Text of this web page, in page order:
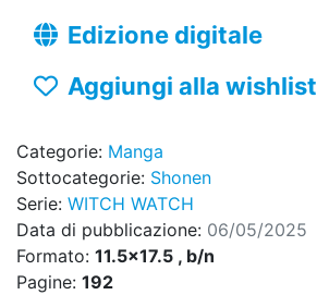
Edizione digitale
Aggiungi alla wishlist
Categorie: Manga
Sottocategorie: Shonen
Serie: WITCH WATCH
Data di pubblicazione: 06/05/2025
Formato: 11.5x17.5 , b/n
Pagine: 192